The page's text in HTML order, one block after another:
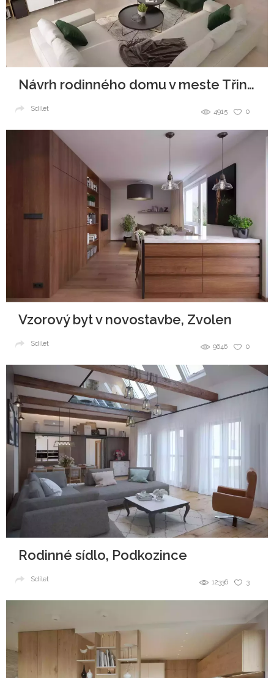
Návrh rodinného domu v meste Třinec
0
4915
Sdílet
Vzorový byt v novostavbe, Zvolen
0
9646
Sdílet
Rodinné sídlo, Podkozince
3
12336
Sdílet